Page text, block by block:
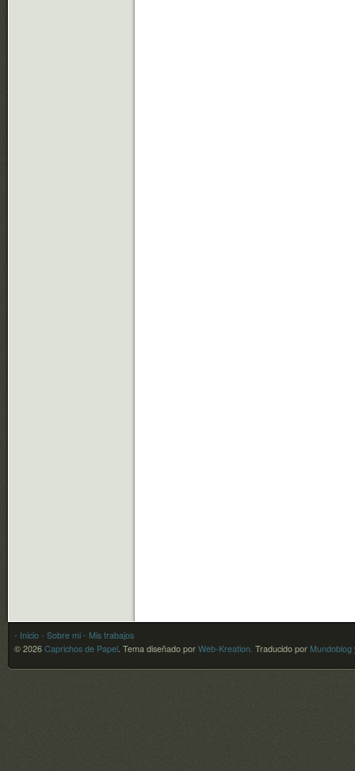
- Inicio - Sobre mi - Mis trabajos
© 2026 Caprichos de Papel. Tema diseñado por Web-Kreation. Traducido por Mundoblog